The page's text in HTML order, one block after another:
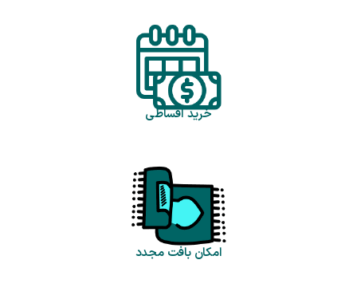
خرید اقساطی
امکان بافت مجدد